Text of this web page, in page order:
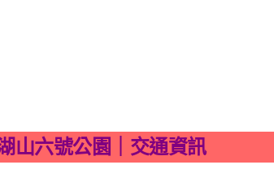
山六號公園｜交通資訊